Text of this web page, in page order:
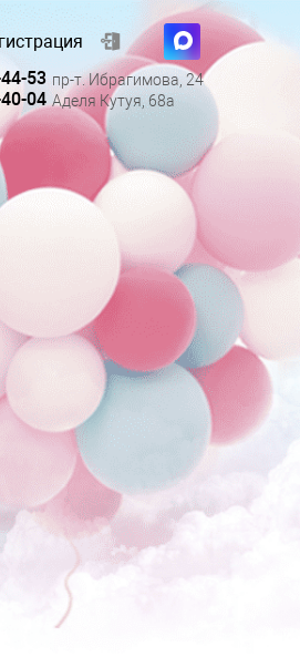
53 пр-т. Ибрагимова, 24
04 Аделя Кутуя, 68а